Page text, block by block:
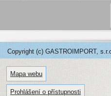
Copyright (c) GASTROIMPORT,
Mapa webu
Prohlášení o přístupnosti